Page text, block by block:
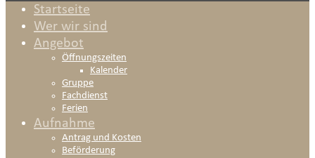
Startseite
Wer wir sind
Angebot
Öffnungszeiten
Kalender
Gruppe
Fachdienst
Ferien
Aufnahme
Antrag und Kosten
Beförderung